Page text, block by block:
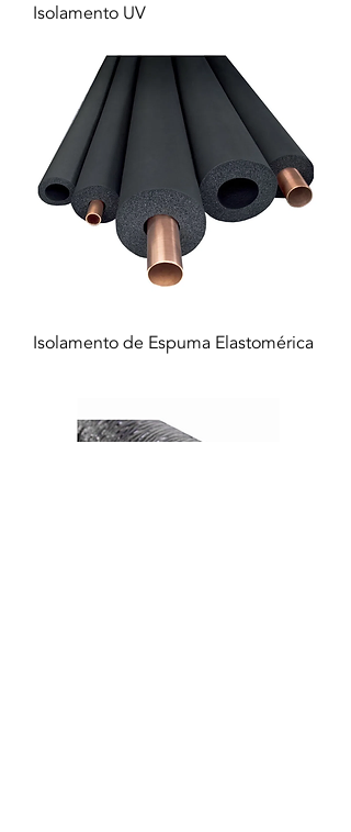
Isolamento UV
Isolamento de Espuma Elastomérica